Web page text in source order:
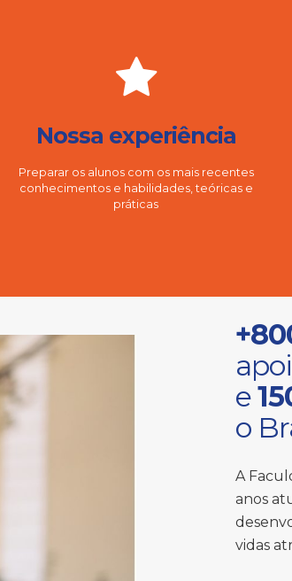
Nossa experiência
Preparar os alunos com os mais recentes
conhecimentos e habilidades, teóricas e
práticas
e
o
A
anos
vidas